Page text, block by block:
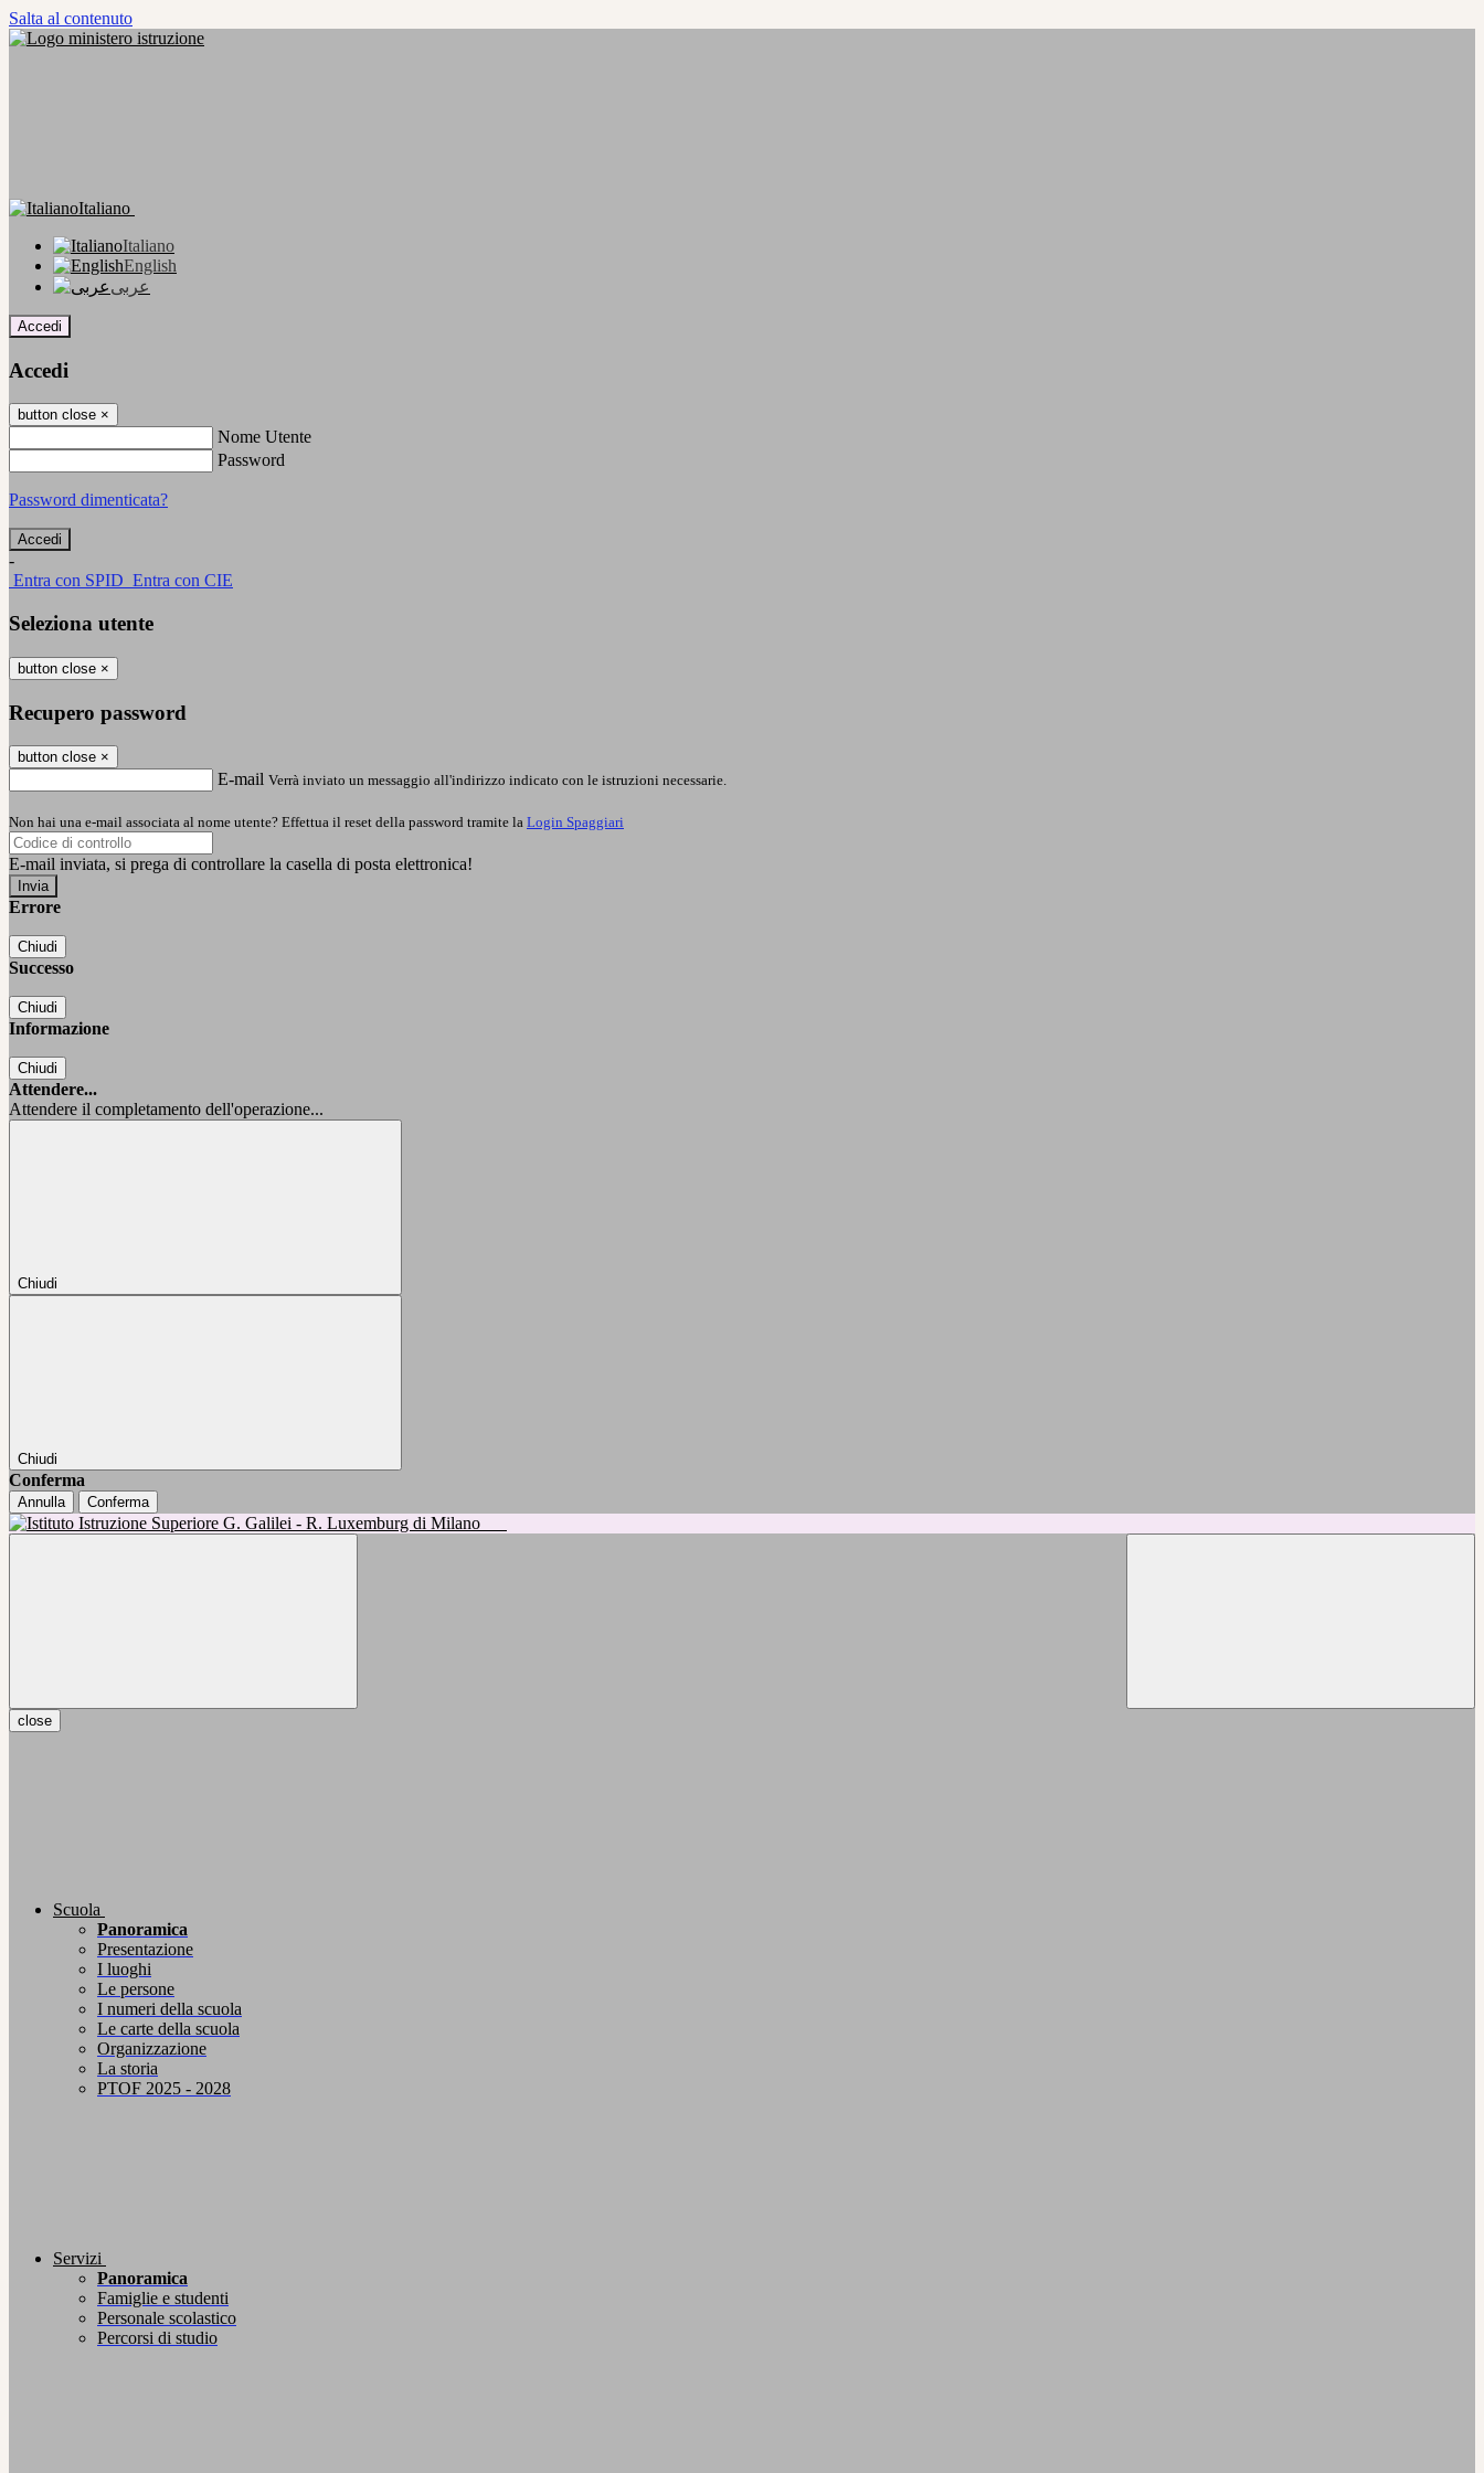
Salta al contenuto
Italiano
Italiano
English
عربى
Accedi
Accedi
button close ×
Nome Utente
Password
Password dimenticata?
-
Entra con SPID Entra con CIE
Seleziona utente
button close ×
Recupero password
button close ×
E-mail Verrà inviato un messaggio all'indirizzo indicato con le istruzioni necessarie.
Non hai una e-mail associata al nome utente? Effettua il reset della password tramite la Login Spaggiari
E-mail inviata, si prega di controllare la casella di posta elettronica!
Errore
Chiudi
Successo
Chiudi
Informazione
Chiudi
Attendere...
Attendere il completamento dell'operazione...
Chiudi
Chiudi
Conferma
Annulla Conferma
close
Scuola
Panoramica
Presentazione
I luoghi
Le persone
I numeri della scuola
Le carte della scuola
Organizzazione
La storia
PTOF 2025 - 2028
Servizi
Panoramica
Famiglie e studenti
Personale scolastico
Percorsi di studio